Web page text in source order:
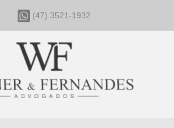
(47) 3521-1932